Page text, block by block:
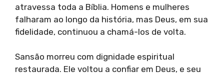
atravessa toda a Bíblia. Homens e mulheres
falharam ao longo da história, mas Deus, em sua
fidelidade, continuou a chamá-los de volta.
Sansão morreu com dignidade espiritual
restaurada. Ele voltou a confiar em Deus, e seu